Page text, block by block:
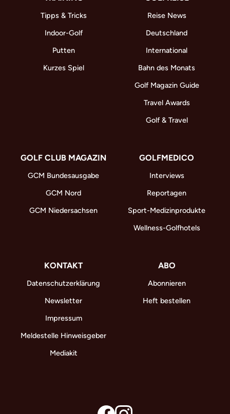
Tipps & Tricks
Indoor-Golf
Putten
Kurzes Spiel
Reise News
Deutschland
International
Bahn des Monats
Golf Magazin Guide
Travel Awards
Golf & Travel
GOLF CLUB MAGAZIN
GCM Bundesausgabe
GCM Nord
GCM Niedersachsen
GOLFMEDICO
Interviews
Reportagen
Sport-Medizinprodukte
Wellness-Golfhotels
KONTAKT
Datenschutzerklärung
Newsletter
Impressum
Meldestelle Hinweisgeber
Mediakit
ABO
Abonnieren
Heft bestellen